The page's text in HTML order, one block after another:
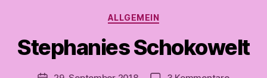
Kategorien
ALLGEMEIN
Stephanies Schokowelt
Beitragsautor
e
a
e